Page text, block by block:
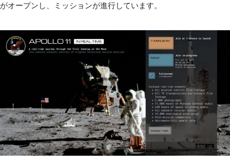
がオープンし、ミッションが進行しています。